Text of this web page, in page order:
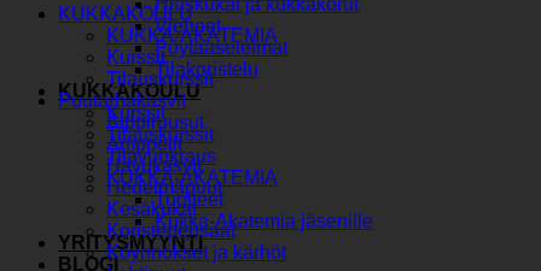
Hiuskukat ja kukkakorut
Vieheet
Pöytäasetelmat
Tilakoristelu
KUKKAKOULU
Kurssit
Tilauskurssit
Tilavuokraus
KUKKA-AKATEMIA
Tuotteet
Kukka-Akatemia jäsenille
YRITYSMYYNTI
BLOGI
KUKKAKOULU
KUKKA-AKATEMIA
Kurssit
Tilauskurssit
Puutarhakasvit
Alppiruusut
Amppelit
Havukasvit
Hedelmäpuut
Kesäkukat
Koristepensaat
Köynnökset ja kärhöt